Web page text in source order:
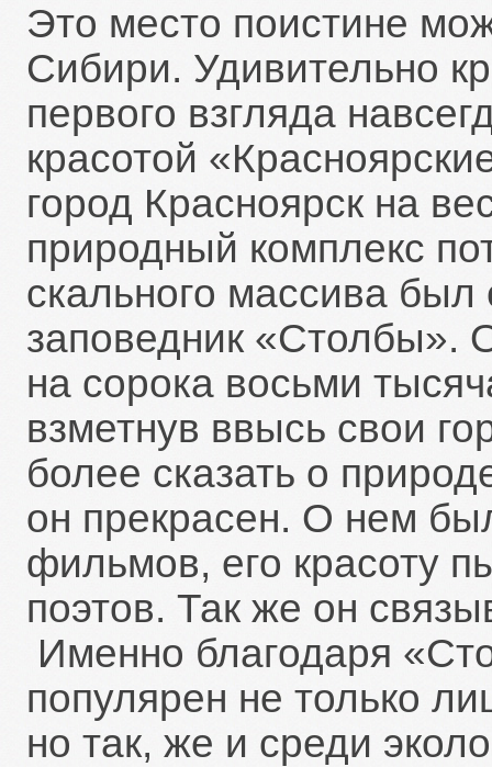
Это место поистине
Сибири. Удивительно
первого взгляда
красотой
город Красноярск на
природный комплекс
скального массива был
заповедник «Столбы».
на сорока восьми
взметнув ввысь свои
более сказать о
он прекрасен. О нем
фильмов, его красоту
поэтов. Так же он
Именно благодаря
популярен не только
но так, же и среди